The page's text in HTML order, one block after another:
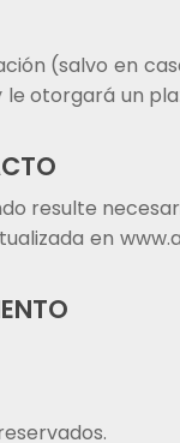
(salvo en
otorgará un
resulte
en